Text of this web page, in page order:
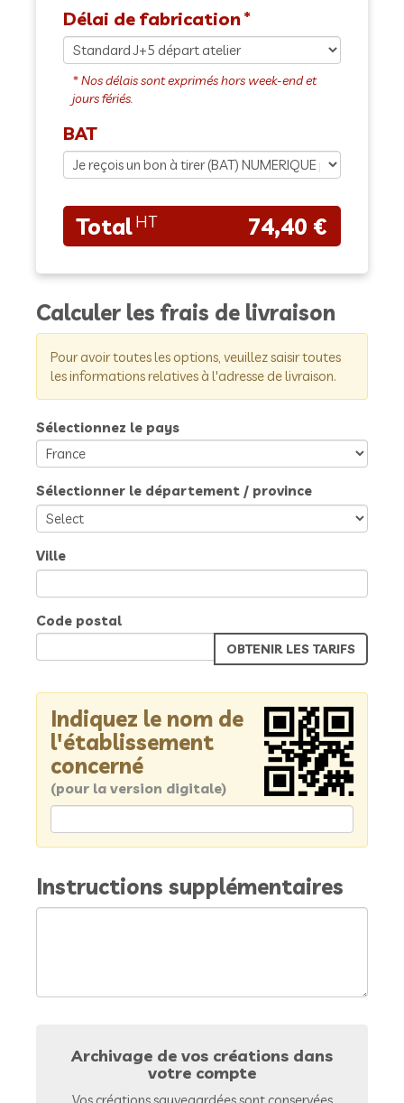
Délai de fabrication
BAT
74,40 €
Calculer les frais de livraison
Pour avoir toutes les options, veuillez saisir toutes
les informations relatives à l'adresse de livraison.
Sélectionnez le pays
Sélectionner le département / province
Ville
Code postal
Indiquez le nom de
l'établissement
concerné
(pour la version digitale)
Instructions supplémentaires
Archivage de vos créations dans
votre compte